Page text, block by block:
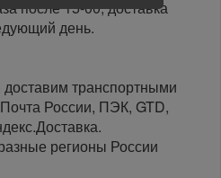
после 15-00, доставка
день.
транспортными
России, ПЭК, GTD,
регионы России